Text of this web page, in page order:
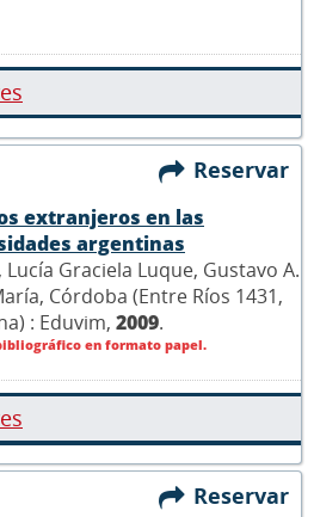
Reservar
extranjeros en las
argentinas
Lucía Graciela Luque, Gustavo A.
Córdoba (Entre Ríos 1431,
: Eduvim, 2009.
en formato papel.
Reservar